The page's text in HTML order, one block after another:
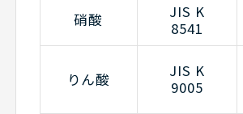
硝酸
JIS K
8541
りん酸
JIS K
9005